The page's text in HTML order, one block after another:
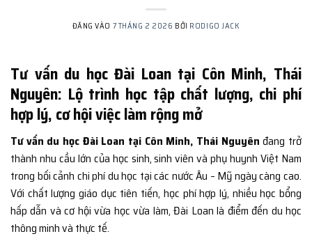
ĐĂNG VÀO 7 THÁNG 2 2026 BỞI RODIGO JACK
Tư vấn du học Đài Loan tại Côn Minh, Thái
Nguyên: Lộ trình học tập chất lượng, chi phí
hợp lý, cơ hội việc làm rộng mở
Tư vấn du học Đài Loan tại Côn Minh, Thái Nguyên đang trở
thành nhu cầu lớn của học sinh, sinh viên và phụ huynh Việt Nam
trong bối cảnh chi phí du học tại các nước Âu – Mỹ ngày càng cao.
Với chất lượng giáo dục tiên tiến, học phí hợp lý, nhiều học bổng
hấp dẫn và cơ hội vừa học vừa làm, Đài Loan là điểm đến du học
thông minh và thực tế.